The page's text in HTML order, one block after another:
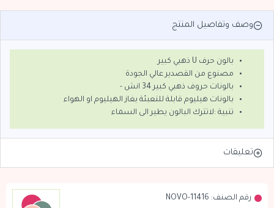
رقم الصنف: NOVO-11416
وصف وتفاصيل المنتج
بالون حرف U ذهبي كبير
مصنوع من القصدير عالي الجودة
بالونات حروف ذهبي كبير 34 انش -
بالونات هيليوم قابلة للتعبئة بغاز الهيليوم او الهواء
تنبية :لاتترك البالون يطير الى السماء
تعليقات